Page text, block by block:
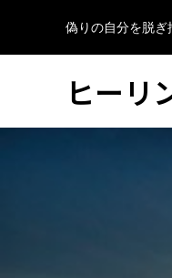
偽りの自分を脱ぎ
ヒーリ